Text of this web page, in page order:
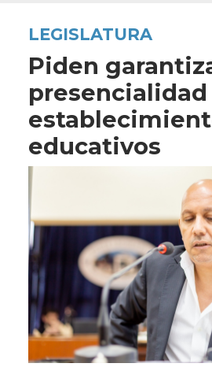
LEGISLATURA
Piden
presencialidad
educativos